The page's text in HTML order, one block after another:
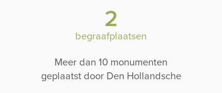
2
begraafplaatsen
Meer dan 10 monumenten
geplaatst door Den Hollandsche